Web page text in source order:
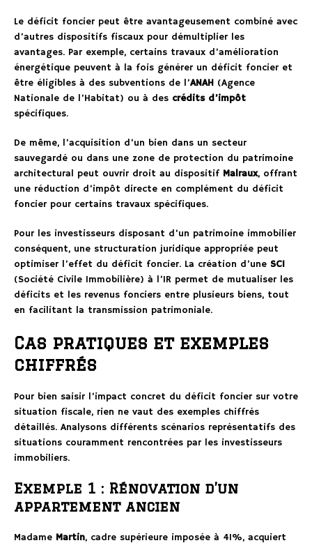
Le déficit foncier peut être avantageusement combiné avec
d’autres dispositifs fiscaux pour démultiplier les
avantages. Par exemple, certains travaux d’amélioration
énergétique peuvent à la fois générer un déficit foncier et
être éligibles à des subventions de l’ANAH (Agence
Nationale de l’Habitat) ou à des crédits d’impôt
spécifiques.
De même, l’acquisition d’un bien dans un secteur
sauvegardé ou dans une zone de protection du patrimoine
architectural peut ouvrir droit au dispositif Malraux, offrant
une réduction d’impôt directe en complément du déficit
foncier pour certains travaux spécifiques.
Pour les investisseurs disposant d’un patrimoine immobilier
conséquent, une structuration juridique appropriée peut
optimiser l’effet du déficit foncier. La création d’une SCI
(Société Civile Immobilière) à l’IR permet de mutualiser les
déficits et les revenus fonciers entre plusieurs biens, tout
en facilitant la transmission patrimoniale.
Cas pratiques et exemples
chiffrés
Pour bien saisir l’impact concret du déficit foncier sur votre
situation fiscale, rien ne vaut des exemples chiffrés
détaillés. Analysons différents scénarios représentatifs des
situations couramment rencontrées par les investisseurs
immobiliers.
Exemple 1 : Rénovation d’un
appartement ancien
Madame Martin, cadre supérieure imposée à 41%, acquiert